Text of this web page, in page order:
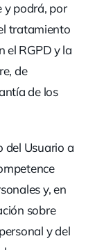
y podrá, por
tratamiento
el RGPD y la
de
de los
del Usuario a
y, en
sobre
y del